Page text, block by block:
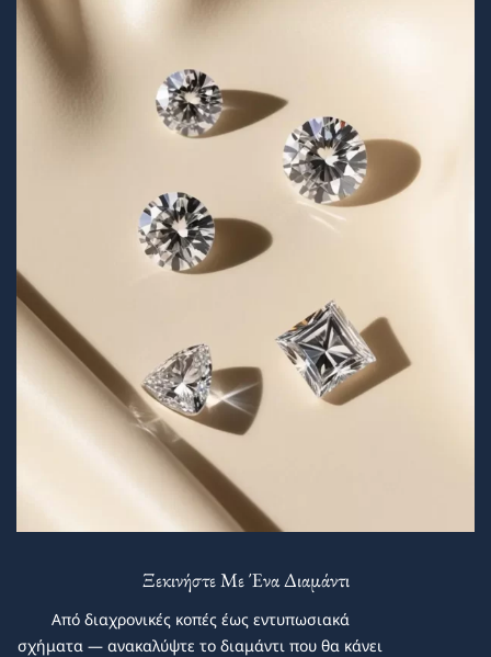
Ξεκινήστε Με Ένα Διαμάντι
Από διαχρονικές κοπές έως εντυπωσιακά
σχήματα — ανακαλύψτε το διαμάντι που θα κάνει